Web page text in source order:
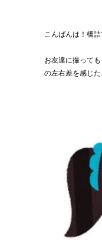
こんばんは！橋詰
お友達に撮って
の左右差を感じ